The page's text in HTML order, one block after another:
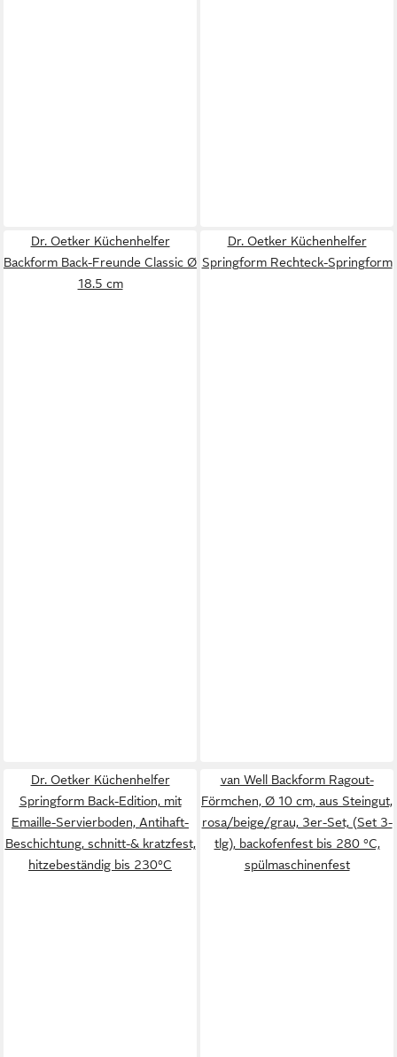
Dr. Oetker Küchenhelfer
Backform Back-Freunde Classic Ø
18.5 cm
Dr. Oetker Küchenhelfer
Springform Rechteck-Springform
Dr. Oetker Küchenhelfer
Springform Back-Edition, mit
Emaille-Servierboden, Antihaft-
Beschichtung, schnitt-& kratzfest,
hitzebeständig bis 230°C
van Well Backform Ragout-
Förmchen, Ø 10 cm, aus Steingut,
rosa/beige/grau, 3er-Set, (Set 3-
tlg), backofenfest bis 280 °C,
spülmaschinenfest